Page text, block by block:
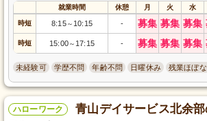
就業時間 休憩 月 火 水
時短 8:15～ 10:15 - 募集 募集 募集
時短 15:00～ 17:15 - 募集 募集 募集
未経験可 学歴不問 年齢不問 日曜休み 残業ほぼな
ハローワーク 青山デイサービス北余